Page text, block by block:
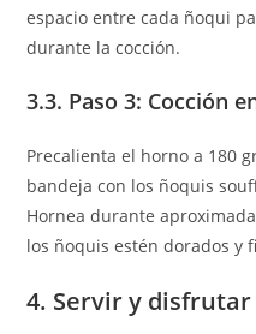
espacio entre cada ñoqui
durante la cocción.
3.3. Paso 3: Cocción
Precalienta el horno a 180
bandeja con los ñoquis
Hornea durante
los ñoquis estén dorados y
4. Servir y disfrutar